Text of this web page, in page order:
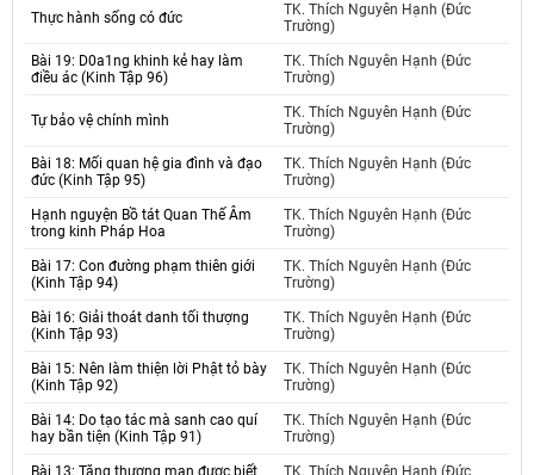
Thực hành sống có đức
TK. Thích Nguyên Hạnh (Đức
Trường)
Bài 19: D0a1ng khinh kẻ hay làm
điều ác (Kinh Tập 96)
TK. Thích Nguyên Hạnh (Đức
Trường)
Tự bảo vệ chính mình
TK. Thích Nguyên Hạnh (Đức
Trường)
Bài 18: Mối quan hệ gia đình và đạo
đức (Kinh Tập 95)
TK. Thích Nguyên Hạnh (Đức
Trường)
Hạnh nguyện Bồ tát Quan Thế Âm
trong kinh Pháp Hoa
TK. Thích Nguyên Hạnh (Đức
Trường)
Bài 17: Con đường phạm thiên giới
(Kinh Tập 94)
TK. Thích Nguyên Hạnh (Đức
Trường)
Bài 16: Giải thoát danh tối thượng
(Kinh Tập 93)
TK. Thích Nguyên Hạnh (Đức
Trường)
Bài 15: Nên làm thiện lời Phật tỏ bày
(Kinh Tập 92)
TK. Thích Nguyên Hạnh (Đức
Trường)
Bài 14: Do tạo tác mà sanh cao quí
hay bần tiện (Kinh Tập 91)
TK. Thích Nguyên Hạnh (Đức
Trường)